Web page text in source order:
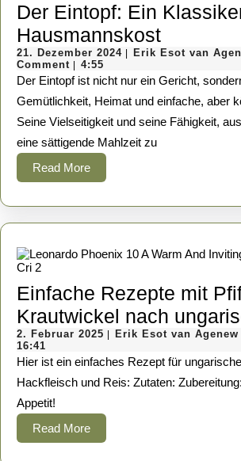
Der Eintopf: Ein
HausmannskostDer
Eintopf:
Ein
der
21. Dezember 202421.
2024
Erik Esot van
Comment
4:55
Der Eintopf ist nicht nur ein Gericht, sondern ein Symbol für
Gemütlichkeit, Heimat und einfache, aber
Seine Vielseitigkeit und seine Fähigkeit,
eine sättigende Mahlzeit zu
Read MoreRead
More
Einfache Rezepte mit
Krautwickel nach
2. Februar 2025 2.
2025
Erik Esot van Agenew
16:41
Hier ist ein einfaches Rezept für ungarische Krautwickel mit
Hackfleisch und Reis: Zutaten:
Appetit!
Read MoreRead
More